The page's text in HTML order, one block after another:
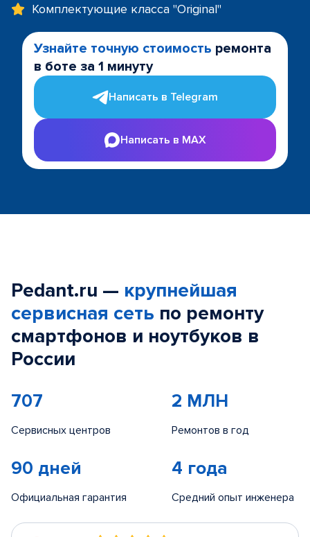
Комплектующие класса "Original"
Узнайте точную стоимость ремонта
в боте за 1 минуту
Написать в Telegram
Написать в MAX
Pedant.ru — крупнейшая
сервисная сеть по ремонту
смартфонов и ноутбуков в
России
707
Сервисных центров
2 МЛН
Ремонтов в год
90 дней
Официальная гарантия
4 года
Средний опыт инженера